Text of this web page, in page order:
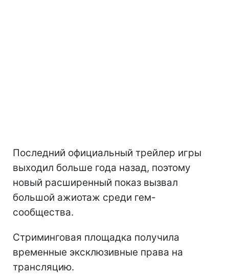
Последний официальный трейлер игры
выходил больше года назад, поэтому
новый расширенный показ вызвал
большой ажиотаж среди гем-
сообщества.
Стриминговая площадка получила
временные эксклюзивные права на
трансляцию.